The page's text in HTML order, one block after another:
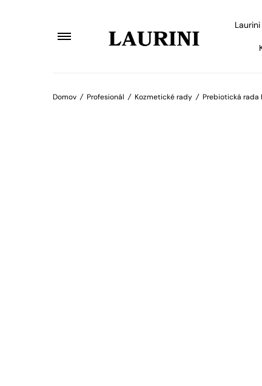
Domov / Profesionál / Kozmetické rady / Prebiotická rada